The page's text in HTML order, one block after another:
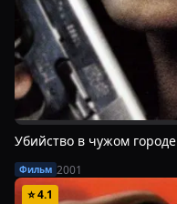
Убийство в чужом городе
Фильм 2001
⭐4.1